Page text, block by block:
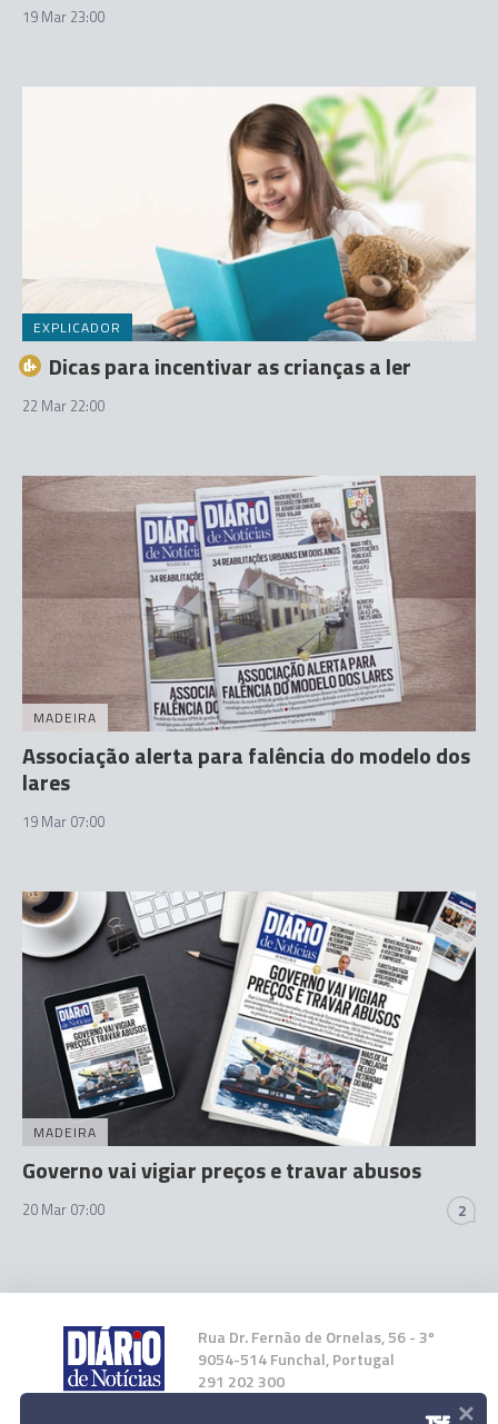
19 Mar 23:00
EXPLICADOR
Dicas para incentivar as crianças a ler
22 Mar 22:00
MADEIRA
Associação alerta para falência do modelo dos
lares
19 Mar 07:00
MADEIRA
Governo vai vigiar preços e travar abusos
20 Mar 07:00 2
Rua Dr. Fernão de Ornelas, 56 - 3º
9054-514 Funchal, Portugal
291 202 300
×